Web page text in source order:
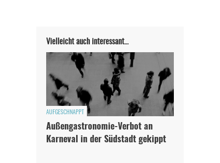
Vielleicht auch interessant…
AUFGESCHNAPPT
Außengastronomie-Verbot an
Karneval in der Südstadt gekippt